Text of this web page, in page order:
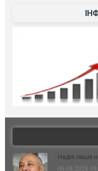
Надія лише
06.08.2026